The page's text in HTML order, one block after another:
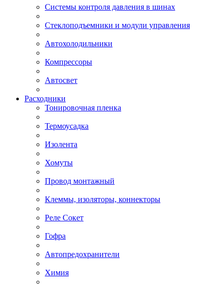
Системы контроля давления в шинах
Стеклоподъемники и модули управления
Автохолодильники
Компрессоры
Автосвет
Расходники
Тонировочная пленка
Термоусадка
Изолента
Хомуты
Провод монтажный
Клеммы, изоляторы, коннекторы
Реле Сокет
Гофра
Автопредохранители
Химия